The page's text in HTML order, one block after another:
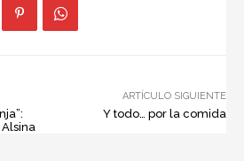
ARTÍCULO SIGUIENTE
Y todo… por la comida